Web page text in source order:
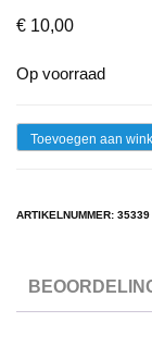
€ 10,00
Op voorraad
Lp
Orchestra
Toevoegen aan
ARTIKELNUMMER: 35339